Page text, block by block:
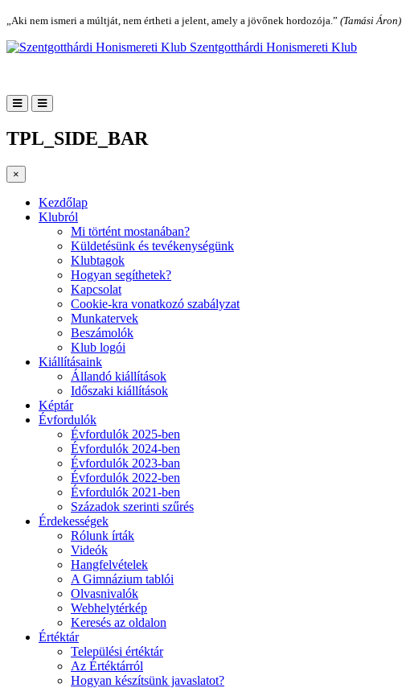
„Aki nem ismeri a múltját, nem értheti a jelent, amely a jövőnek hordozója.” (Tamási Áron)
Szentgotthárdi Honismereti Klub
TPL_SIDE_BAR
×
Kezdőlap
Klubról
Mi történt mostanában?
Küldetésünk és tevékenységünk
Klubtagok
Hogyan segíthetek?
Kapcsolat
Cookie-kra vonatkozó szabályzat
Munkatervek
Beszámolók
Klub logói
Kiállításaink
Állandó kiállítások
Időszaki kiállítások
Képtár
Évfordulók
Évfordulók 2025-ben
Évfordulók 2024-ben
Évfordulók 2023-ban
Évfordulók 2022-ben
Évfordulók 2021-ben
Századok szerinti szűrés
Érdekességek
Rólunk írták
Videók
Hangfelvételek
A Gimnázium tablói
Olvasnivalók
Webhelytérkép
Keresés az oldalon
Értéktár
Települési értéktár
Az Értéktárról
Hogyan készítsünk javaslatot?